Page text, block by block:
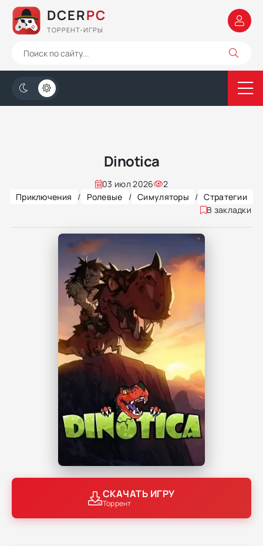
DCERPC
ТОРРЕНТ-ИГРЫ
Dinotica
03 июл 2026
2
Приключения
/ Ролевые / Симуляторы / Стратегии
В закладки
СКАЧАТЬ ИГРУ
Торрент